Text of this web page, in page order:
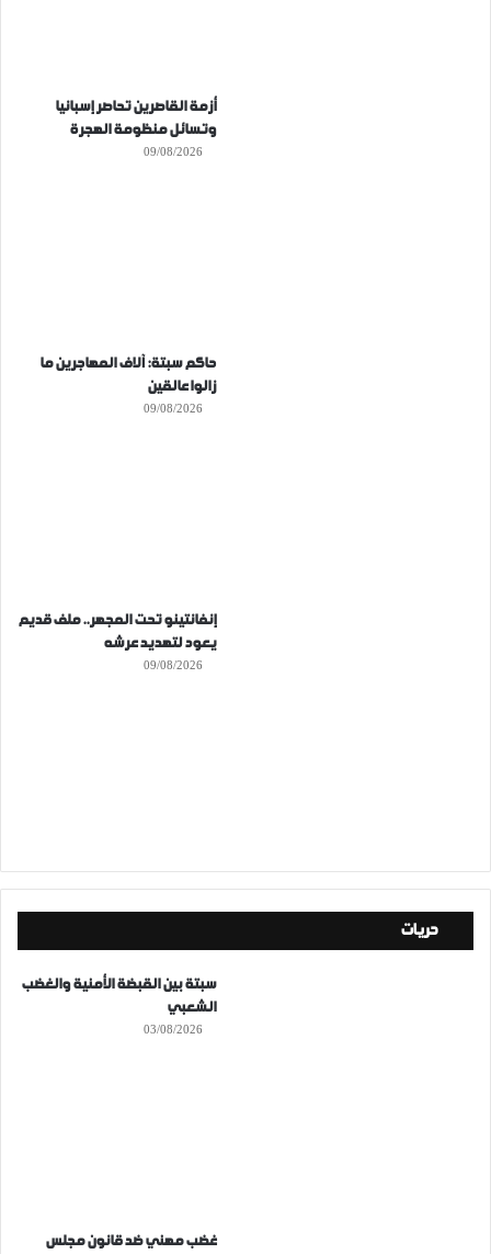
أزمة القاصرين تحاصر إسبانيا
وتسائل منظومة الهجرة
09/08/2026
حاكم سبتة: آلاف المهاجرين ما
زالوا عالقين
09/08/2026
إنفانتينو تحت المجهر.. ملف قديم
يعود لتهديد عرشه
09/08/2026
حريات
سبتة بين القبضة الأمنية والغضب
الشعبي
03/08/2026
غضب مهني ضد قانون مجلس